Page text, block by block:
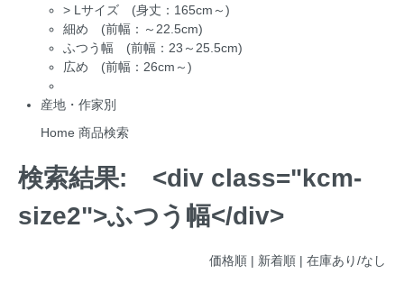
> Lサイズ (身丈：165cm～)
細め (前幅：～22.5cm)
ふつう幅 (前幅：23～25.5cm)
広め (前幅：26cm～)
産地・作家別
Home 商品検索
検索結果:
<div class="kcm-
size2">ふつう幅</div>
価格順 | 新着順 | 在庫あり/なし